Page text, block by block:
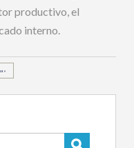
productivo, el
interno.
»